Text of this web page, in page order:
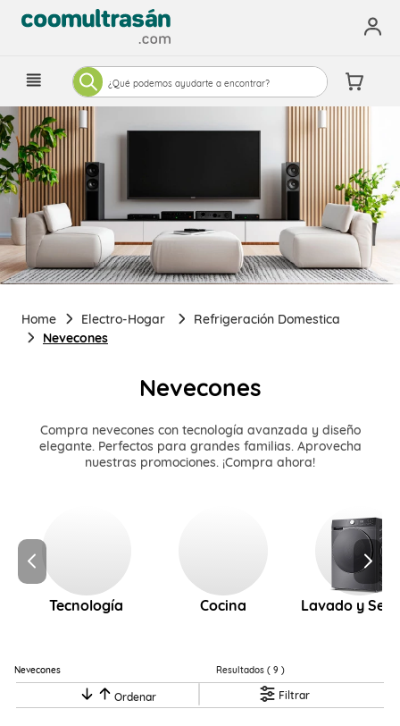
¿Qué podemos ayudarte a encontrar?
Electro-Hogar
Refrigeración Domestica
Nevecones
Nevecones
Compra nevecones con tecnología avanzada y diseño
elegante. Perfectos para grandes familias. Aprovecha
nuestras promociones. ¡Compra ahora!
Tecnología Cocina Lavado y
Nevecones 9
Filtrar